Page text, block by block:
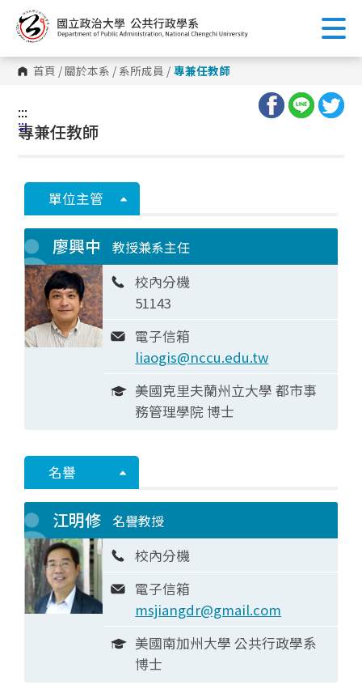
到
主
內
容 首頁 /關於本系 / 系所成員 / 專兼任教師
:::
:::
專兼任教師
單位主管
廖興中 教授兼系主任
校內分機
51143
電子信箱
liaogis@nccu.edu.tw
美國克里夫蘭州立大學 都市事
務管理學院 博士
名譽
江明修 名譽教授
校內分機
電子信箱
msjiangdr@gmail.com
美國南加州大學 公共行政學系
博士